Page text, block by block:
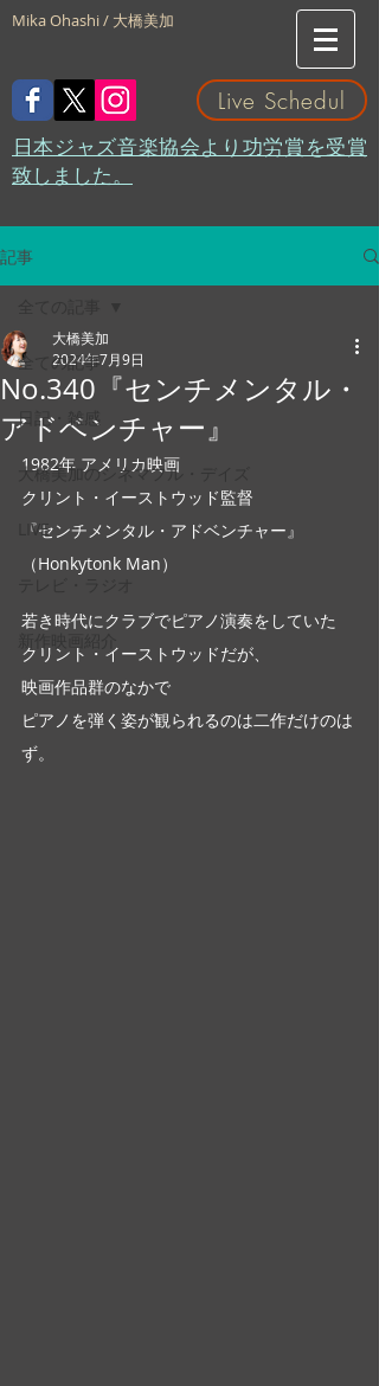
Mika Ohashi / 大橋美加
Live Schedul
​日本ジャズ音楽協会より功労賞を受賞
致しました。
記事
全ての記事
日記・雑感
大橋美加のシネマフル・デイズ
LIVE
No.340『センチメンタル・
アドベンチャー』
大橋美加
2024年7月9日
1982年 アメリカ映画
クリント・イーストウッド監督
『センチメンタル・アドベンチャー』
（Honkytonk Man）
若き時代にクラブでピアノ演奏をしていた
クリント・イーストウッドだが、
映画作品群のなかで
ピアノを弾く姿が観られるのは二作だけのは
ず。